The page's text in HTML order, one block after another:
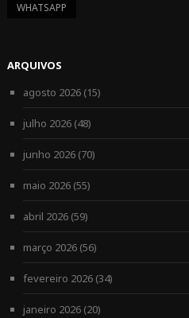
WHATSAPP
ARQUIVOS
agosto 2026(15)
julho 2026(48)
junho 2026(70)
maio 2026(55)
abril 2026(59)
março 2026(56)
fevereiro 2026(34)
janeiro 2026(20)